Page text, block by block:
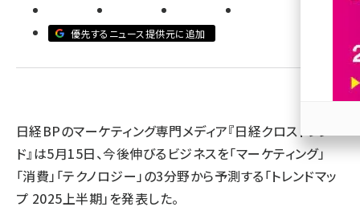
revico (745)
優先するニュース提供元に追加
日経BPのマーケティング専門メディア『日経クロストレン
ド』は5月15日、今後伸びるビジネスを「マーケティング」
「消費」「テクノロジー」の3分野から予測する「トレンドマッ
プ 2025上半期」を発表した。
参